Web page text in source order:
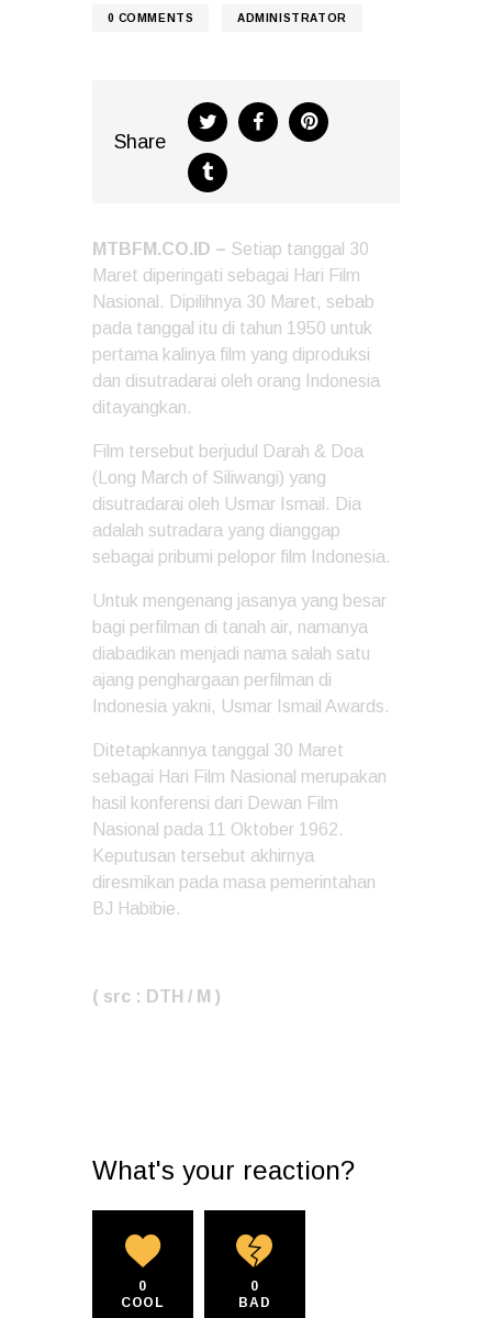
0 COMMENTS ADMINISTRATOR
Share
MTBFM.CO.ID – Setiap tanggal 30
Maret diperingati sebagai Hari Film
Nasional. Dipilihnya 30 Maret, sebab
pada tanggal itu di tahun 1950 untuk
pertama kalinya film yang diproduksi
dan disutradarai oleh orang Indonesia
ditayangkan.
Film tersebut berjudul Darah & Doa
(Long March of Siliwangi) yang
disutradarai oleh Usmar Ismail. Dia
adalah sutradara yang dianggap
sebagai pribumi pelopor film Indonesia.
Untuk mengenang jasanya yang besar
bagi perfilman di tanah air, namanya
diabadikan menjadi nama salah satu
ajang penghargaan perfilman di
Indonesia yakni, Usmar Ismail Awards.
Ditetapkannya tanggal 30 Maret
sebagai Hari Film Nasional merupakan
hasil konferensi dari Dewan Film
Nasional pada 11 Oktober 1962.
Keputusan tersebut akhirnya
diresmikan pada masa pemerintahan
BJ Habibie.
( src : DTH / M )
What's your reaction?
0
COOL
0
BAD